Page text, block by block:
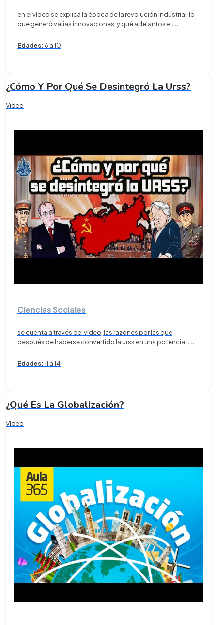
en el vídeo se explica la época de la revolución industrial, lo
que generó varias innovaciones, y qué adelantos e ...
Edades: 6 a 10
¿Cómo Y Por Qué Se Desintegró La Urss?
Video
Ciencias Sociales
se cuenta a través del vídeo, las razones por las que
después de haberse convertido la urss en una potencia, ...
Edades:11 a 14
¿Qué Es La Globalización?
Video